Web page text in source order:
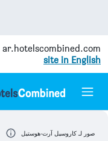
ar.hotelscombined.com
site in English
صور لـ كاروسيل آرت-هوستيل